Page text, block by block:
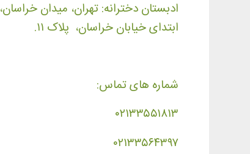
ادبستان دخترانه: تهران، میدان خراسان،
ابتدای خیابان خراسان، پلاک ۱۱.
شماره های تماس:
۰۲۱۳۳۵۵۱۸۱۳
۰۲۱۳۳۵۶۴۳۹۷